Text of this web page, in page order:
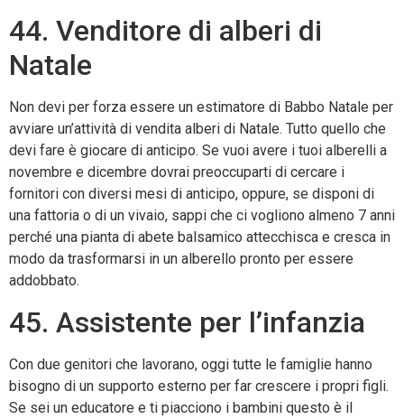
44. Venditore di alberi di
Natale
Non devi per forza essere un estimatore di Babbo Natale per
avviare un’attività di vendita alberi di Natale. Tutto quello che
devi fare è giocare di anticipo. Se vuoi avere i tuoi alberelli a
novembre e dicembre dovrai preoccuparti di cercare i
fornitori con diversi mesi di anticipo, oppure, se disponi di
una fattoria o di un vivaio, sappi che ci vogliono almeno 7 anni
perché una pianta di abete balsamico attecchisca e cresca in
modo da trasformarsi in un alberello pronto per essere
addobbato.
45. Assistente per l’infanzia
Con due genitori che lavorano, oggi tutte le famiglie hanno
bisogno di un supporto esterno per far crescere i propri figli.
Se sei un educatore e ti piacciono i bambini questo è il